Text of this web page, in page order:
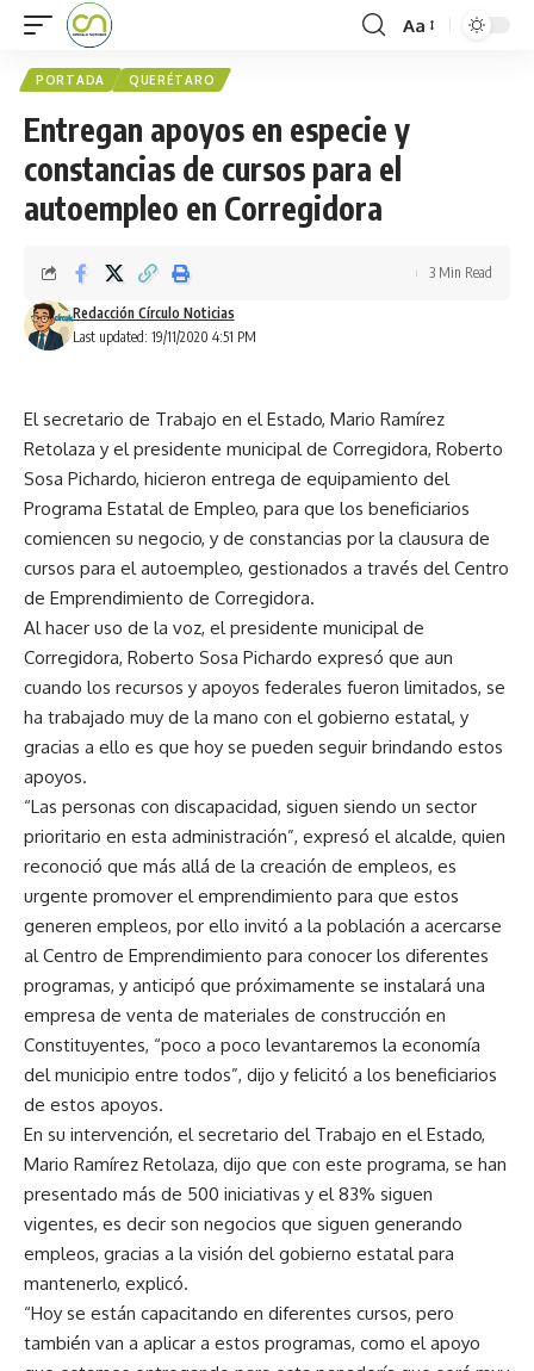
Aa
PORTADA QUERÉTARO
Entregan apoyos en especie y
constancias de cursos para el
autoempleo en Corregidora
Last updated: 19/11/2020 4:51 PM
Redacción Círculo Noticias
3 Min Read
El secretario de Trabajo en el Estado, Mario Ramírez
Retolaza y el presidente municipal de Corregidora, Roberto
Sosa Pichardo, hicieron entrega de equipamiento del
Programa Estatal de Empleo, para que los beneficiarios
comiencen su negocio, y de constancias por la clausura de
cursos para el autoempleo, gestionados a través del Centro
de Emprendimiento de Corregidora.
Al hacer uso de la voz, el presidente municipal de
Corregidora, Roberto Sosa Pichardo expresó que aun
cuando los recursos y apoyos federales fueron limitados, se
ha trabajado muy de la mano con el gobierno estatal, y
gracias a ello es que hoy se pueden seguir brindando estos
apoyos.
“Las personas con discapacidad, siguen siendo un sector
prioritario en esta administración”, expresó el alcalde, quien
reconoció que más allá de la creación de empleos, es
urgente promover el emprendimiento para que estos
generen empleos, por ello invitó a la población a acercarse
al Centro de Emprendimiento para conocer los diferentes
programas, y anticipó que próximamente se instalará una
empresa de venta de materiales de construcción en
Constituyentes, “poco a poco levantaremos la economía
del municipio entre todos”, dijo y felicitó a los beneficiarios
de estos apoyos.
En su intervención, el secretario del Trabajo en el Estado,
Mario Ramírez Retolaza, dijo que con este programa, se han
presentado más de 500 iniciativas y el 83% siguen
vigentes, es decir son negocios que siguen generando
empleos, gracias a la visión del gobierno estatal para
mantenerlo, explicó.
“Hoy se están capacitando en diferentes cursos, pero
también van a aplicar a estos programas, como el apoyo